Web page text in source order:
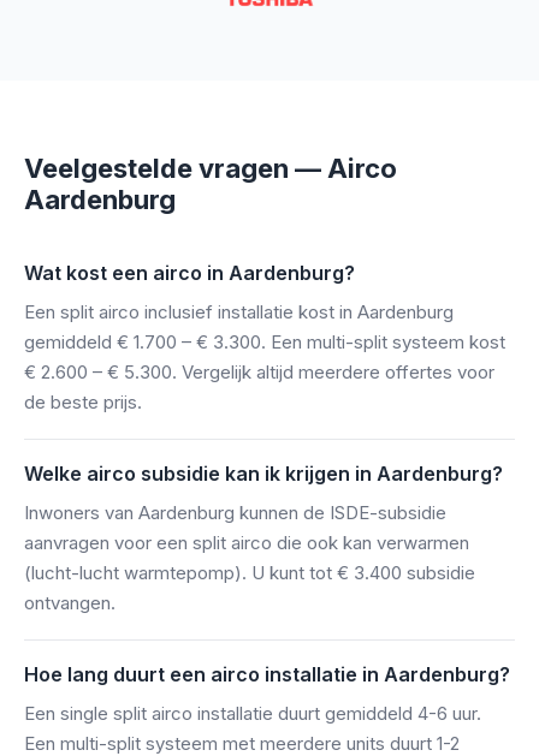
Veelgestelde vragen — Airco
Aardenburg
Wat kost een airco in Aardenburg?
Een split airco inclusief installatie kost in Aardenburg
gemiddeld € 1.700 – € 3.300. Een multi-split systeem kost
€ 2.600 – € 5.300. Vergelijk altijd meerdere offertes voor
de beste prijs.
Welke airco subsidie kan ik krijgen in Aardenburg?
Inwoners van Aardenburg kunnen de ISDE-subsidie
aanvragen voor een split airco die ook kan verwarmen
(lucht-lucht warmtepomp). U kunt tot € 3.400 subsidie
ontvangen.
Hoe lang duurt een airco installatie in Aardenburg?
Een single split airco installatie duurt gemiddeld 4-6 uur.
Een multi-split systeem met meerdere units duurt 1-2